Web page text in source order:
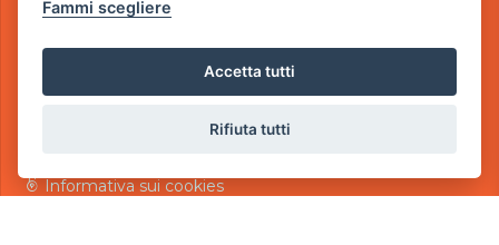
pec:powergamesrl@legalmail.it
Informativa sui cookies
Fammi scegliere
Accetta tutti
Rifiuta tutti